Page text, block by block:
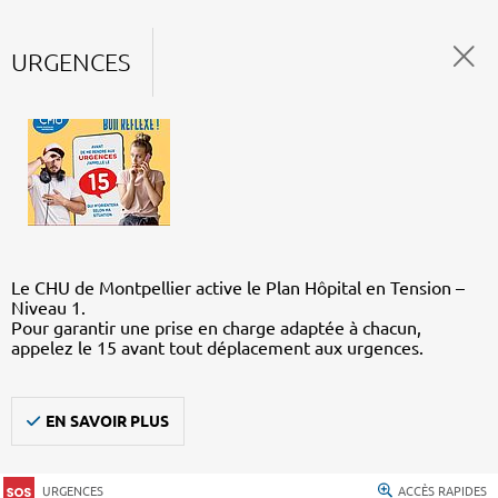
URGENCES
Le CHU de Montpellier active le Plan Hôpital en Tension –
Niveau 1.
Pour garantir une prise en charge adaptée à chacun,
appelez le 15 avant tout déplacement aux urgences.
EN SAVOIR PLUS
URGENCES ACCÈS RAPIDES